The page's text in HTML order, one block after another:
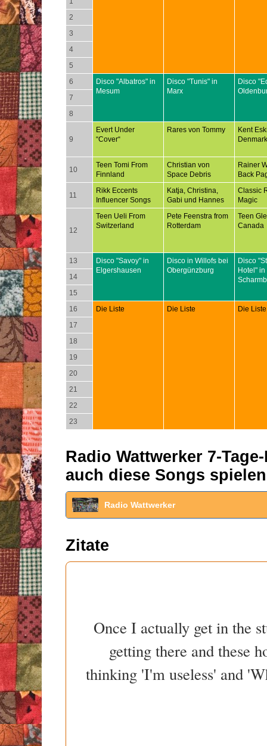
2
3
4
5
6
Disco "Albatros" in
Mesum
Disco "Tunis" in
Marx
Disco
7
8
9
Evert Under
“Cover“
Rares von Tommy
Kent
Denmark
10
Teen Tomi From
Finnland
Christian von
Space Debris
Rainer
Back
11
Rikk Eccents
Influencer Songs
Katja, Christina,
Gabi und Hannes
Classic
Magic
12
Teen Ueli From
Switzerland
Pete Feenstra from
Rotterdam
Teen
Canada
13
Disco "Savoy" in
Elgershausen
Disco in Willofs bei
Obergünzburg
Disco
Hotel"
14
15
16
Die Liste Die Liste
Die Liste
17
18
19
20
21
22
23
Radio Wattwerker 7-
auch diese Songs spielen
Radio Wattwerker
Zitate
Once I actually get in the
getting there and these
thinking 'I'm useless' and